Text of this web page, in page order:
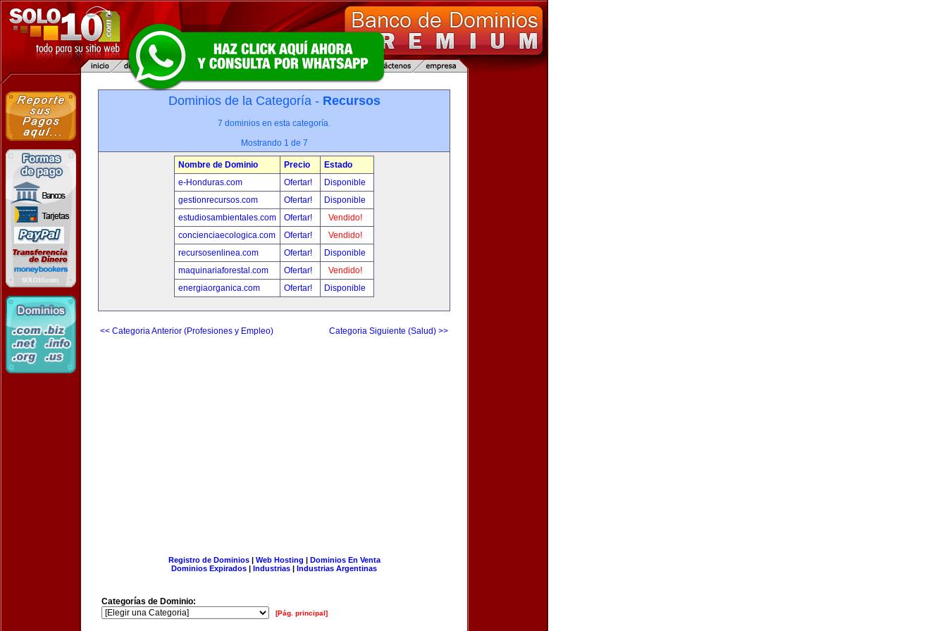
Dominios de la Categoría - Recursos
7 dominios en esta categoría.
Mostrando 1 de 7
Nombre de Dominio Precio
Estado
e-Honduras.com
Ofertar!
Disponible
gestionrecursos.com
Ofertar!
Disponible
estudiosambientales.com
Ofertar!
Vendido!
concienciaecologica.com
Ofertar!
Vendido!
recursosenlinea.com
Ofertar!
Disponible
maquinariaforestal.com
Ofertar!
Vendido!
energiaorganica.com
Ofertar! Disponible
<< Categoria Anterior (Profesiones y Empleo) Categoria Siguiente (Salud) >>
Registro de Dominios| Web Hosting | Dominios En Venta
Dominios Expirados | Industrias | Industrias Argentinas
Categorías de Dominio:
[Pág. principal]